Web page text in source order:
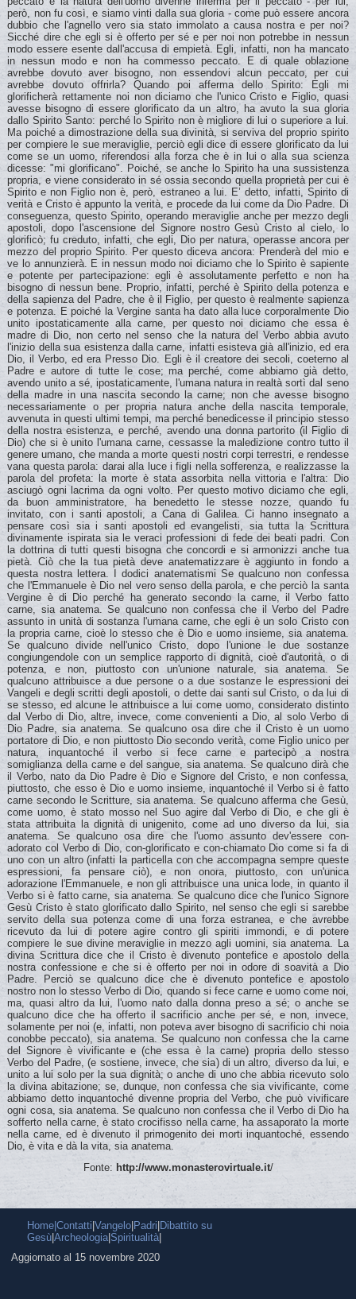
Fonte: http://www.monasterovirtuale.it/
Home| Contatti Vangelo| Padri Dibattito su
Gesù| Archeologia| Spiritualità|
Aggiornato al 15 novembre 2020